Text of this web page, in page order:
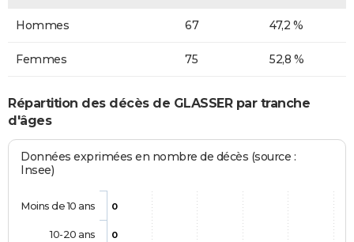
Hommes 67 47,2 %
Femmes 75 52,8 %
Répartition des décès de GLASSER par tranche
d'âges
Données exprimées en nombre de décès (source :
Insee)
0
0
Moins de 10 ans
10-20 ans